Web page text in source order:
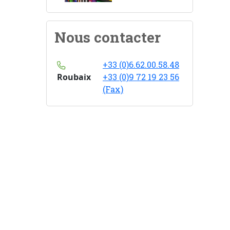
Nous contacter
Roubaix
+33 (0)6.62.00.58.48
+33 (0)9 72 19 23 56
(Fax)